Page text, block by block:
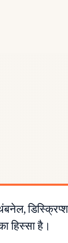
हिस्सा है।